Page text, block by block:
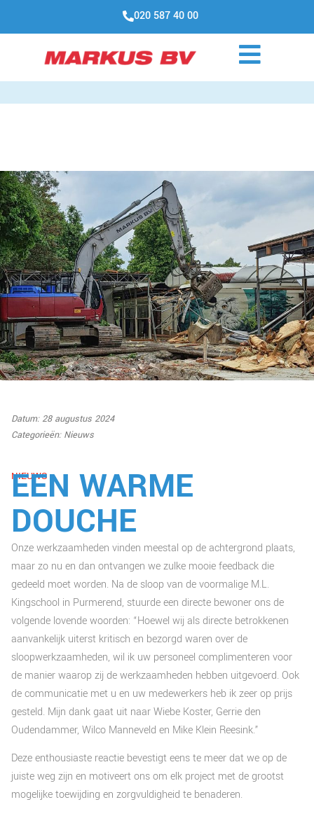
020 587 40 00
Datum: 28 augustus 2024
Categorieën: Nieuws
NIEUWS
EEN WARME
DOUCHE
Onze werkzaamheden vinden meestal op de achtergrond plaats,
maar zo nu en dan ontvangen we zulke mooie feedback die
gedeeld moet worden. Na de sloop van de voormalige M.L.
Kingschool in Purmerend, stuurde een directe bewoner ons de
volgende lovende woorden: “Hoewel wij als directe betrokkenen
aanvankelijk uiterst kritisch en bezorgd waren over de
sloopwerkzaamheden, wil ik uw personeel complimenteren voor
de manier waarop zij de werkzaamheden hebben uitgevoerd. Ook
de communicatie met u en uw medewerkers heb ik zeer op prijs
gesteld. Mijn dank gaat uit naar Wiebe Koster, Gerrie den
Oudendammer, Wilco Manneveld en Mike Klein Reesink.”
Deze enthousiaste reactie bevestigt eens te meer dat we op de
juiste weg zijn en motiveert ons om elk project met de grootst
mogelijke toewijding en zorgvuldigheid te benaderen.